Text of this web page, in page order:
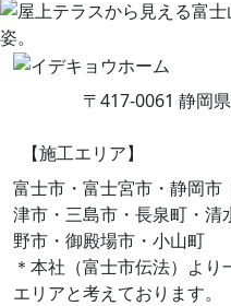
〒417-0061 静岡
【施工エリア】
富士市・富士宮市・静岡市
津市・三島市・長泉町・
野市・御殿場市・小山町
＊本社（富士市伝法）よ
エリアと考えております。